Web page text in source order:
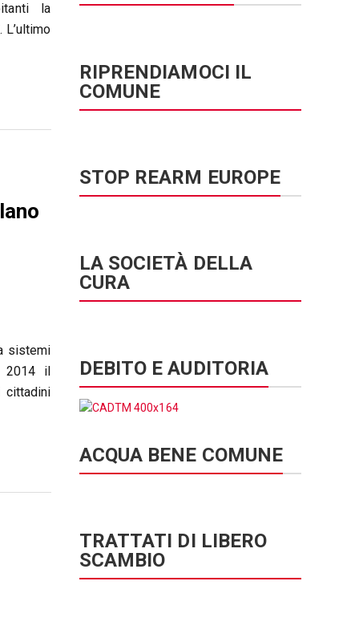
la
sistemi
2014 il
cittadini
RIPRENDIAMOCI IL
COMUNE
STOP REARM EUROPE
LA SOCIETÀ DELLA
CURA
DEBITO E AUDITORIA
ACQUA BENE COMUNE
TRATTATI DI LIBERO
SCAMBIO